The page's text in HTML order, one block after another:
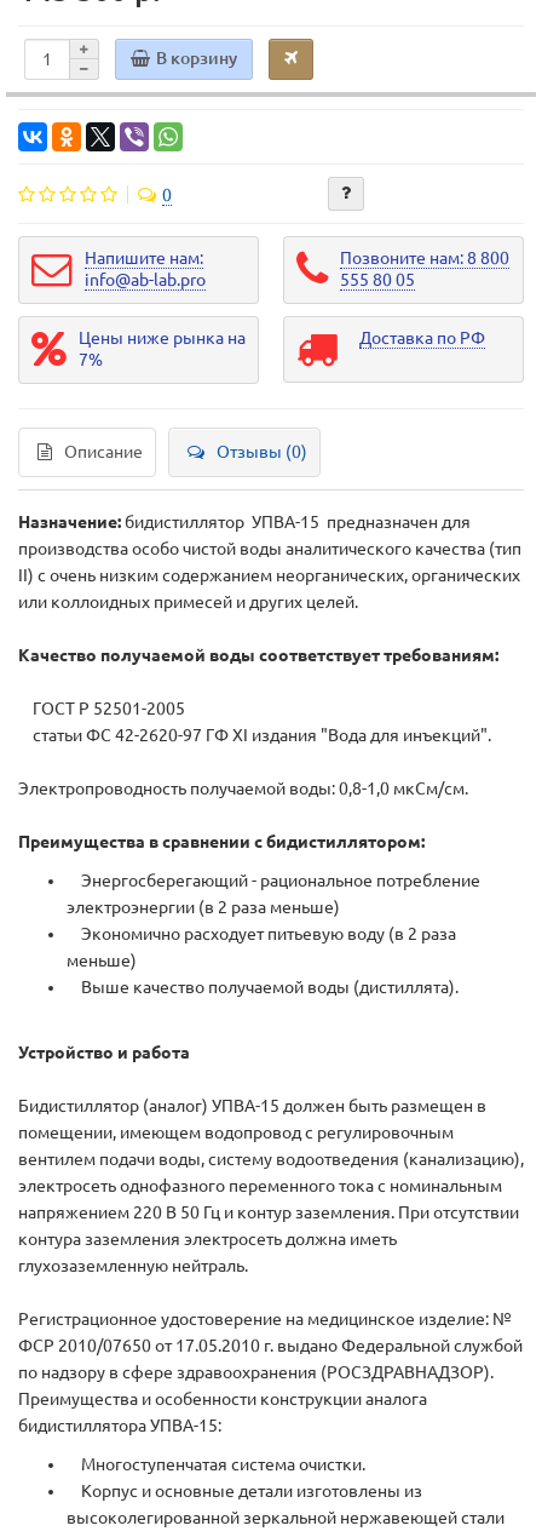
В корзину
0
Напишите нам:
info@ab-lab.pro
Позвоните нам: 8 800
555 80 05
Цены ниже рынка на
7%
Доставка по РФ
Описание Отзывы (0)
Назначение: бидистиллятор УПВА-15 предназначен для
производства особо чистой воды аналитического качества (тип
II) с очень низким содержанием неорганических, органических
или коллоидных примесей и других целей.
Качество получаемой воды соответствует требованиям:
ГОСТ Р 52501-2005
статьи ФС 42-2620-97 ГФ XI издания "Вода для инъекций".
Электропроводность получаемой воды: 0,8-1,0 мкСм/см.
Преимущества в сравнении с бидистиллятором:
Энергосберегающий - рациональное потребление
электроэнергии (в 2 раза меньше)
Экономично расходует питьевую воду (в 2 раза
меньше)
Выше качество получаемой воды (дистиллята).
Устройство и работа
Бидистиллятор (аналог) УПВА-15 должен быть размещен в
помещении, имеющем водопровод с регулировочным
вентилем подачи воды, систему водоотведения (канализацию),
электросеть однофазного переменного тока с номинальным
напряжением 220 В 50 Гц и контур заземления. При отсутствии
контура заземления электросеть должна иметь
глухозаземленную нейтраль.
Регистрационное удостоверение на медицинское изделие: №
ФСР 2010/07650 от 17.05.2010 г. выдано Федеральной службой
по надзору в сфере здравоохранения (РОСЗДРАВНАДЗОР).
Преимущества и особенности конструкции аналога
бидистиллятора УПВА-15:
Многоступенчатая система очистки.
Корпус и основные детали изготовлены из
высоколегированной зеркальной нержавеющей стали